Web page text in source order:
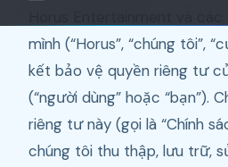
mình (“Horus”, “chúng tôi”,
kết bảo vệ quyền riêng tư
(“người dùng” hoặc “bạn”).
riêng tư này (gọi là “Chính
chúng tôi thu thập, lưu trữ,